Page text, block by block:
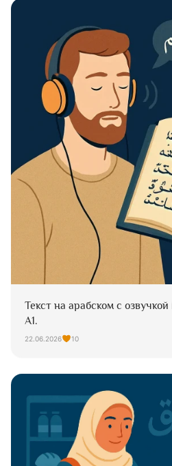
Текст на арабском с
А1.
22.06.2026 10